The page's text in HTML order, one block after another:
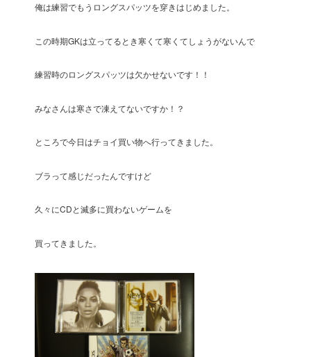
俺は練習でもうロングスパッツを穿きはじめました。
この時期GKは立ってるとき寒くて寒くてしょうがないんで
練習時のロングスパッツは欠かせないです！！
みなさんは寒さで凍えてないですか！？
ところで今日はチョイ買い物へ行ってきました。
ブラって感じだったんですけど
久々にCDと滅多に買わないゲームを
買ってきました。